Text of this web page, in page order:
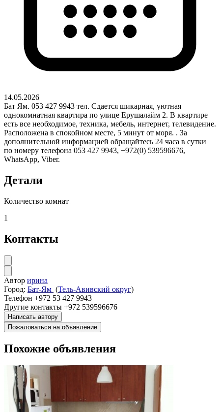
14.05.2026
Бат Ям. 053 427 9943 тел. Сдается шикарная, уютная
однокомнатная квартира по улице Ерушалайм 2. В квартире
есть все необходимое, техника, мебель, интернет, телевидение.
Расположена в спокойном месте, 5 минут от моря. . За
дополнительной информацией обращайтесь 24 часа в сутки
по номеру телефона 053 427 9943, +972(0) 539596676,
WhatsApp, Viber.
Детали
Количество комнат
1
Контакты
Автор ирина
Город: Бат-Ям (Тель-Авивский округ)
Телефон +972 53 427 9943
Другие контакты +972 539596676
Написать автору
Пожаловаться на объявление
Похожие объявления